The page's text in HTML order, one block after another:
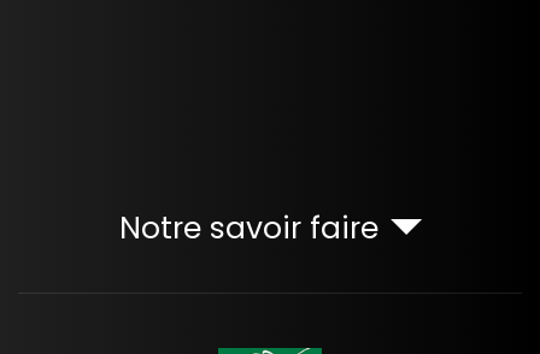
Notre savoir faire